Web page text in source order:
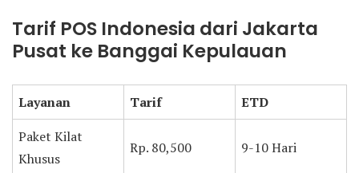
Tarif POS Indonesia dari Jakarta
Pusat ke Banggai Kepulauan
Layanan Tarif
ETD
Paket Kilat
Khusus
Rp. 80,500 9-10 Hari